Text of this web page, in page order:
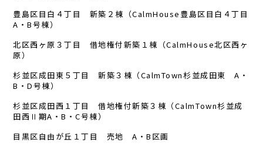
豊島区目白４丁目 新築２棟（CalmHouse豊島区目白４丁目
A・B号棟）
北区西ヶ原３丁目 借地権付新築１棟（CalmHouse北区西ヶ
原）
杉並区成田東５丁目 新築３棟（CalmTown杉並成田東 A・
B・D号棟）
杉並区成田西１丁目 借地権付新築３棟（CalmTown杉並成
田西Ⅱ期A・B・C号棟）
目黒区自由が丘１丁目 売地 A・B区画